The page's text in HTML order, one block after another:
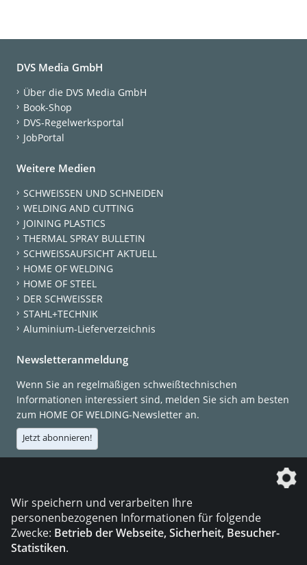
DVS Media GmbH
Über die DVS Media GmbH
Book-Shop
DVS-Regelwerksportal
JobPortal
Weitere Medien
SCHWEISSEN UND SCHNEIDEN
WELDING AND CUTTING
JOINING PLASTICS
THERMAL SPRAY BULLETIN
SCHWEISSAUFSICHT AKTUELL
HOME OF WELDING
HOME OF STEEL
DER SCHWEISSER
STAHL+TECHNIK
Aluminium-Lieferverzeichnis
Newsletteranmeldung
Wenn Sie an regelmäßigen schweißtechnischen
Informationen interessiert sind, melden Sie sich am besten
zum HOME OF WELDING-Newsletter an.
Jetzt abonnieren!
Die DVS Media GmbH ist ein Unternehmen der
Wir speichern und verarbeiten Ihre
personenbezogenen Informationen für folgende
Zwecke: Betrieb der Webseite, Sicherheit, Besucher-
Statistiken.